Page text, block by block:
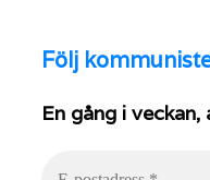
Följ
En gång i